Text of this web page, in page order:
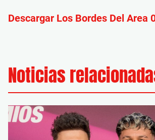
Descargar Los Bordes Del Area
Noticias